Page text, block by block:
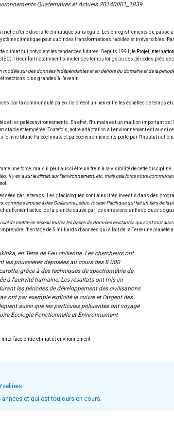
Quaternaires et Actuels 20140001_1839
riche d’une diversité climatique sans égale. Les enregistrements du
climatique peut subir des transformations rapides et irréversibles. Par
climat qui prévoient les tendances futures. Depuis 1991, le Projet
Il leur fait notamment simuler des temps longs ou des périodes
modèle sur des données indépendantes et en dehors du domaine et de la
plus grandes à l’avenir.
par la communauté paléo. Ils créent un lien entre les échelles de temps
et les paléoenvironnements. En effet, l’humain est un maillon important
et tempérée. Toutefois, notre adaptation à l’environnement est
livre blanc Paléoclimats et paléoenvironnements porté par l’Institut
une force, mais il peut aussi être un frein à la visibilité de cette
Il y en asur le climat, sur l’environnement, etc. mais cela force notre
par le temps. Les glaciologues sont ainsi très investis dans des
comme s’amuse à dire Guillaume Leduc, l’océan Pacifique qui fait un tiers de
actuel de la planète causé par les émissions anthropiques de
de mettre en réseau toutes les bases de données existantes qui sont tout
l’héritage de 5 milliards d’années qui a fait de la Terre une
en Terre de Feu chilienne. Les chercheurs ont
les poussières déposées au cours des 8 000
grâce à des techniques de spectrométrie de
à l’activité humaine. Les résultats ont mis en
les périodes de développement des civilisations
ont par exemple exploité le cuivre et l’argent des
aussi que les particules polluantes ont voyagé
Ecologie Fonctionnelle et Environnement
entre-climat-et-environnement
et qui est toujours en cours.